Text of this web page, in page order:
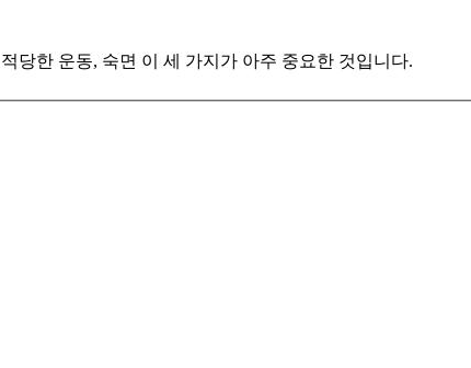
당한 운동, 숙면 이 세 가지가 아주 중요한 것입니다.